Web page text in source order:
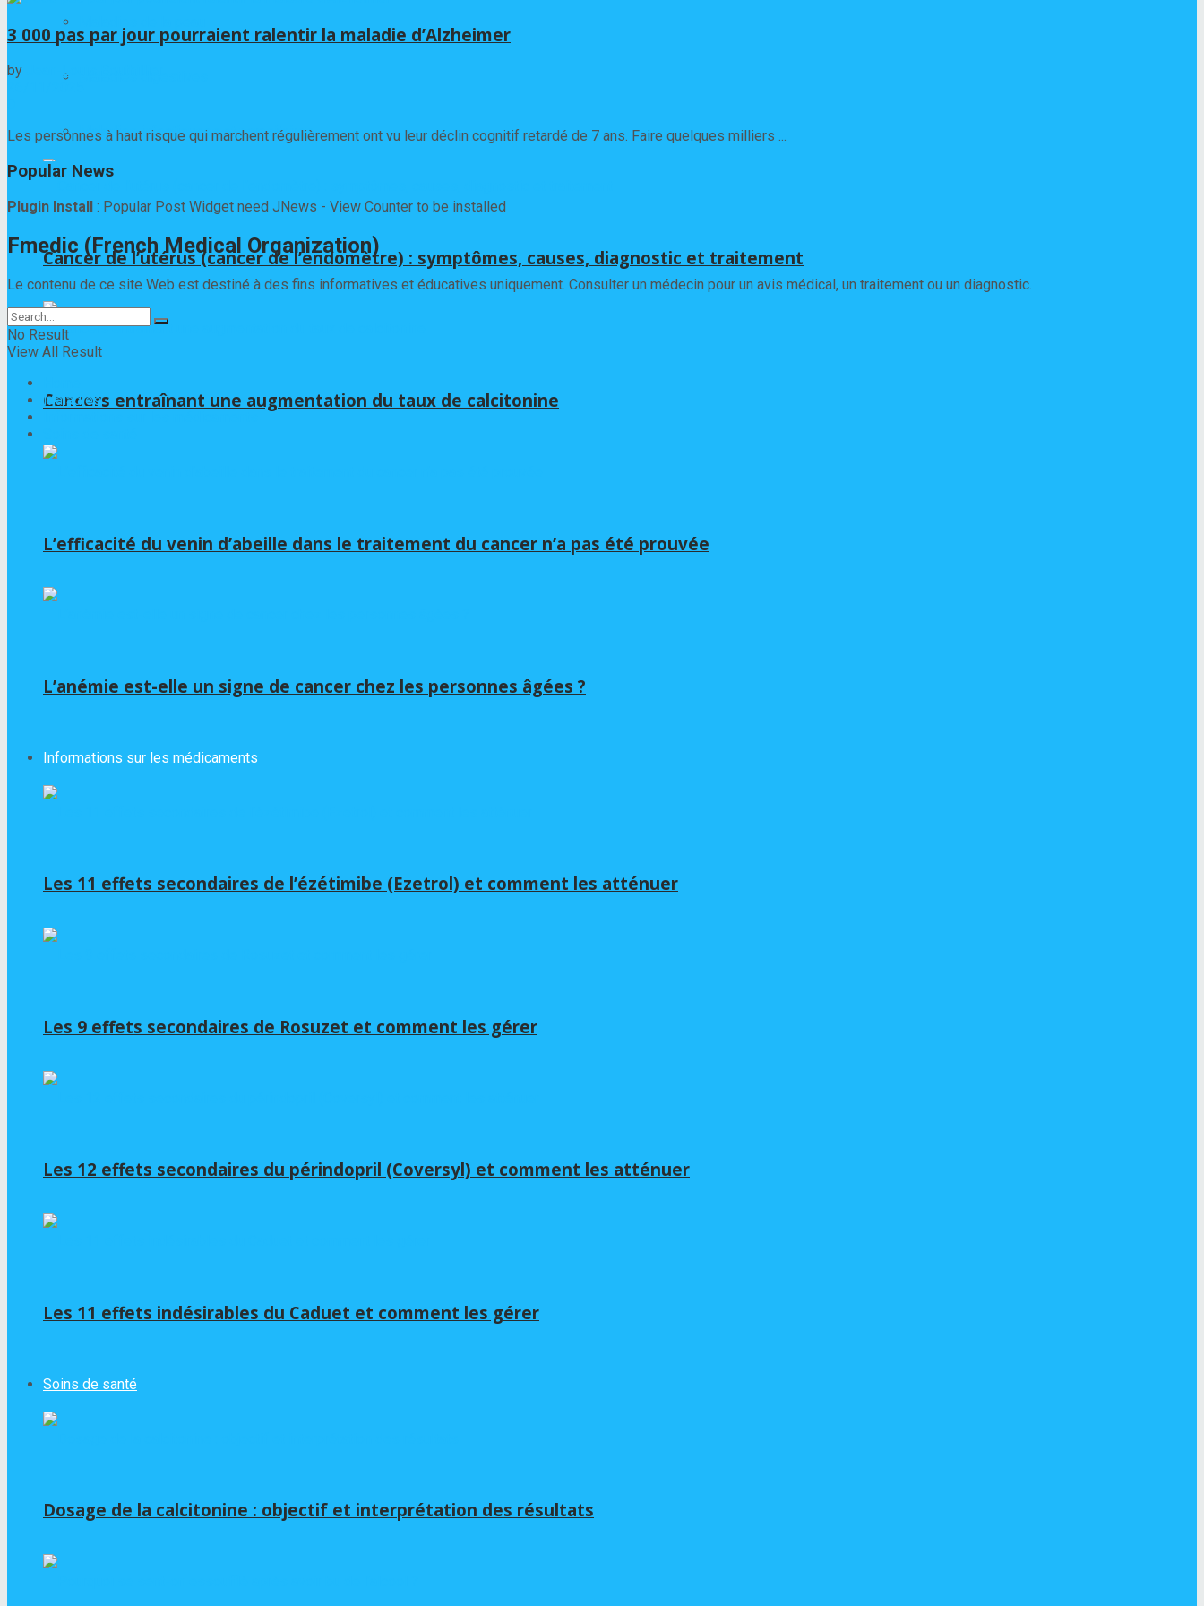
Maladies infectieuses et parasitaires
Cancer de l’utérus (cancer de l’endomètre) : symptômes, causes, diagnostic et traitement
Cancers entraînant une augmentation du taux de calcitonine
L’efficacité du venin d’abeille dans le traitement du cancer n’a pas été prouvée
L’anémie est-elle un signe de cancer chez les personnes âgées ?
Informations sur les médicaments
Les 11 effets secondaires de l’ézétimibe (Ezetrol) et comment les atténuer
Les 9 effets secondaires de Rosuzet et comment les gérer
Les 12 effets secondaires du périndopril (Coversyl) et comment les atténuer
Les 11 effets indésirables du Caduet et comment les gérer
Soins de santé
Dosage de la calcitonine : objectif et interprétation des résultats
3 000 pas par jour pourraient ralentir la maladie d’Alzheimer
by
Jean-Louis Bouthillier
Les personnes à haut risque qui marchent régulièrement ont vu leur déclin cognitif retardé de 7 ans. Faire quelques milliers ...
Popular News
Plugin Install : Popular Post Widget need JNews - View Counter to be installed
Fmedic (French Medical Organization)
Le contenu de ce site Web est destiné à des fins informatives et éducatives uniquement. Consulter un médecin pour un avis médical, un traitement ou un diagnostic.
No Result
View All Result
Maladies